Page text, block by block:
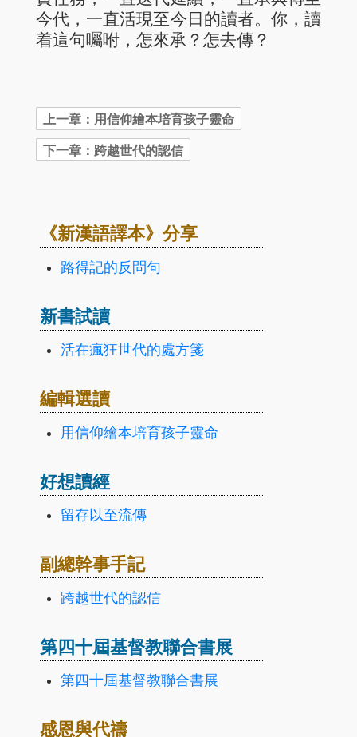
今代，一直活現至今日的讀者。你，讀
着這句囑咐，怎來承？怎去傳？
《新漢語譯本》分享
路得記的反問句
新書試讀
活在瘋狂世代的處方箋
編輯選讀
用信仰繪本培育孩子靈命
好想讀經
留存以至流傳
副總幹事手記
跨越世代的認信
第四十屆基督教聯合書展
第四十屆基督教聯合書展
感恩與代禱